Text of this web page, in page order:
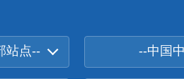
站点-- --中国